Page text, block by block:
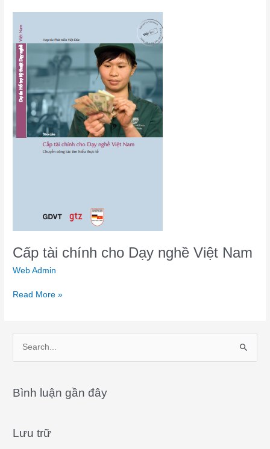
Cấp tài chính cho Dạy nghề Việt Nam
Web Admin
tài
chính
cho
Dạy
nghề
Việt
Nam
Read More »
r
h
Bình luận gần đây
Lưu trữ